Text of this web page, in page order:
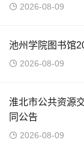
2026-08-09
池州学院图书馆
2026-08-09
淮北市公共资源
同公告
2026-08-09